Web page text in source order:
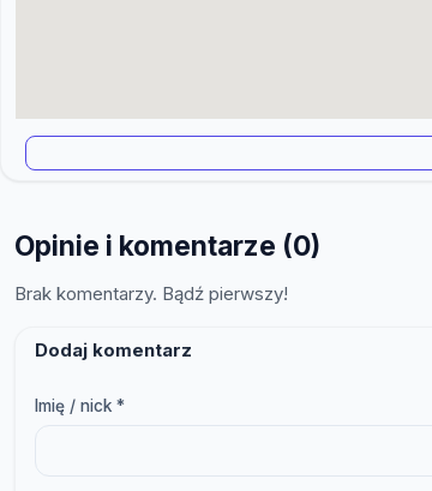
Opinie i komentarze (0)
Brak komentarzy. Bądź pierwszy!
Dodaj komentarz
Imię / nick *